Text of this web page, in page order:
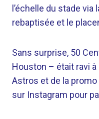
l’échelle du stade
rebaptisée et le
Sans surprise, 50
Houston – était ravi
Astros et de la promo
sur Instagram pour